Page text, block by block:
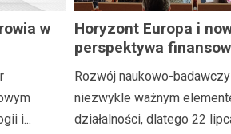
w
i...
Horyzont Europa i
perspektywa
tajemnic
Rozwój naukowo-
niezwykle ważnym
działalności, dlatego 22